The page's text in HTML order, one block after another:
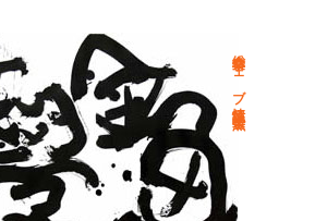
総合文学ウェブ情報誌 文学金魚